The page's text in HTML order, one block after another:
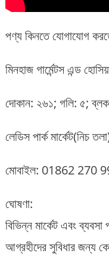
পণ্য কিনতে যোগাযোগ
মিনহাজ গার্মেন্টস এন্ড
দোকান: ২৬১; গলি: ৫;
লেডিস পার্ক মার্কেট(নিচ
মোবাইল: 01862 270
ঘোষণা:
বিভিন্ন মার্কেট এবং
আগ্রহীদের সুবিধার জন্য